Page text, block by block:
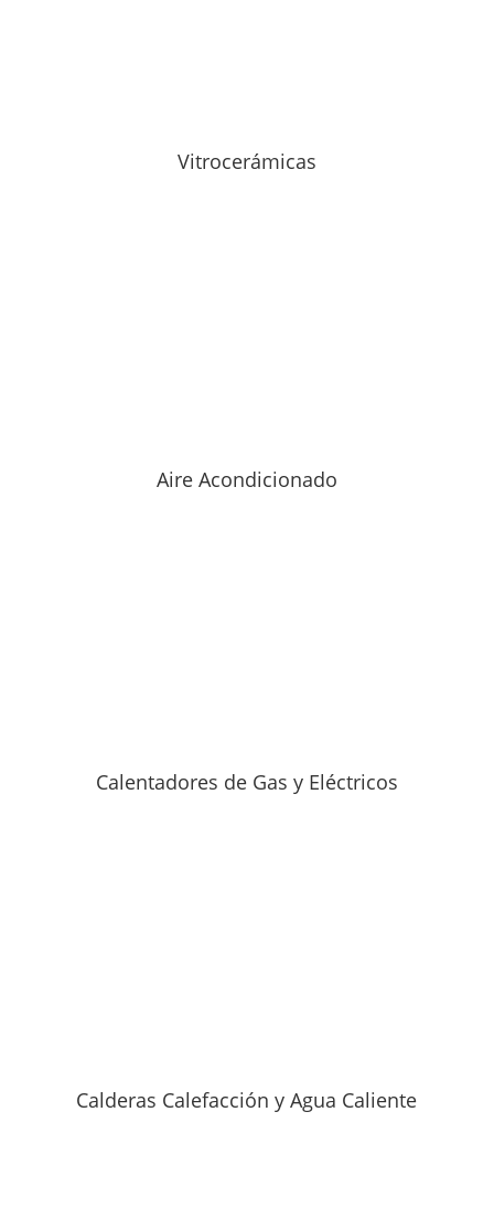
Vitrocerámicas
Aire Acondicionado
Calentadores de Gas y Eléctricos
Calderas Calefacción y Agua Caliente